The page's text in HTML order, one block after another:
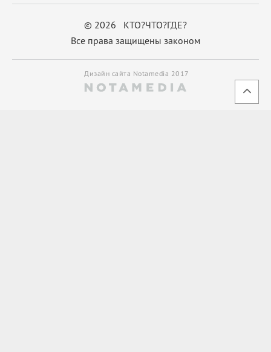
© 2026 КТО?ЧТО?ГДЕ?
Все права защищены законом
Дизайн сайта Notamedia 2017